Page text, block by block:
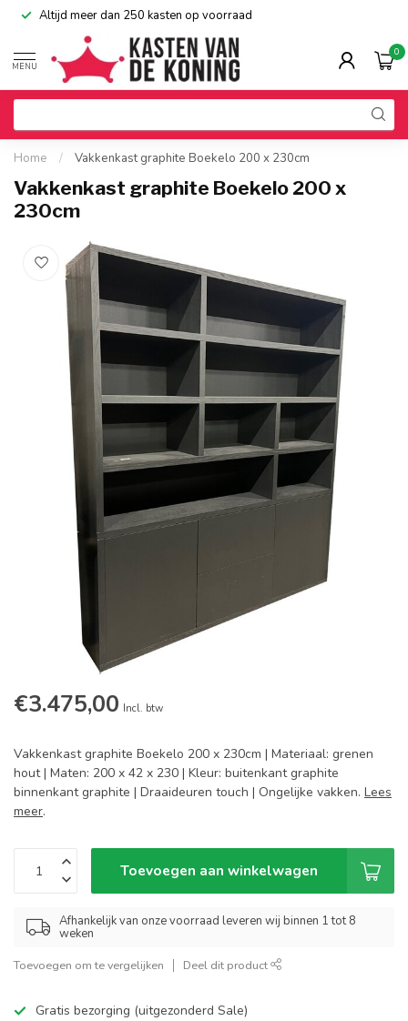
Altijd meer dan 250 kasten op voorraad
MENU
0
Home / Vakkenkast graphite Boekelo 200 x 230cm
Vakkenkast graphite Boekelo 200 x
230cm
€3.475,00 Incl. btw
Vakkenkast graphite Boekelo 200 x 230cm | Materiaal: grenen
hout | Maten: 200 x 42 x 230 | Kleur: buitenkant graphite
binnenkant graphite | Draaideuren touch | Ongelijke vakken. Lees
meer.
Toevoegen aan winkelwagen
Afhankelijk van onze voorraad leveren wij binnen 1 tot 8
weken
Toevoegen om te vergelijken Deel dit product
Gratis bezorging (uitgezonderd Sale)